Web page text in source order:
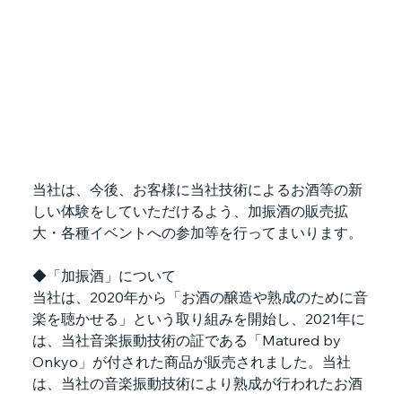
当社は、今後、お客様に当社技術によるお酒等の新
しい体験をしていただけるよう、加振酒の販売拡
大・各種イベントへの参加等を行ってまいります。
◆「加振酒」について
当社は、2020年から「お酒の醸造や熟成のために音
楽を聴かせる」という取り組みを開始し、2021年に
は、当社音楽振動技術の証である「Matured by
Onkyo」が付された商品が販売されました。当社
は、当社の音楽振動技術により熟成が行われたお酒